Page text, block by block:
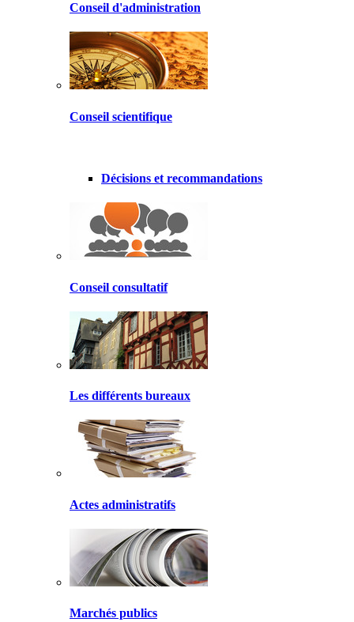
Conseil d'administration
Conseil scientifique
Décisions et recommandations
Conseil consultatif
Les différents bureaux
Actes administratifs
Marchés publics